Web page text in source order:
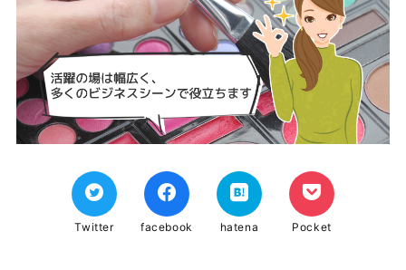
Twitter facebook hatena Pocket